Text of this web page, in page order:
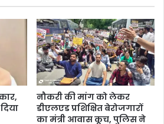
नौकरी की मांग को लेकर
डीएलएड प्रशिक्षित बेरोजगारों
का मंत्री आवास कूच, पुलिस ने